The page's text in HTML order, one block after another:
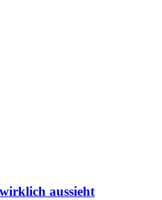
aussieht